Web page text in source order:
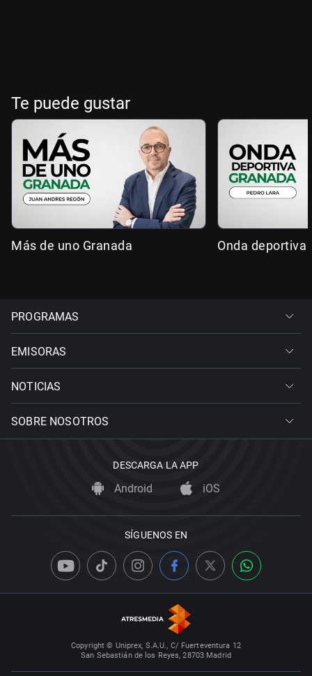
Te puede gustar
Más de uno Granada Onda deportiva
PROGRAMAS
EMISORAS
NOTICIAS
SOBRE NOSOTROS
DESCARGA LA APP
Android iOS
SÍGUENOS EN
Copyright © Uniprex, S.A.U., C/ Fuerteventura 12
San Sebastián de los Reyes, 28703 Madrid